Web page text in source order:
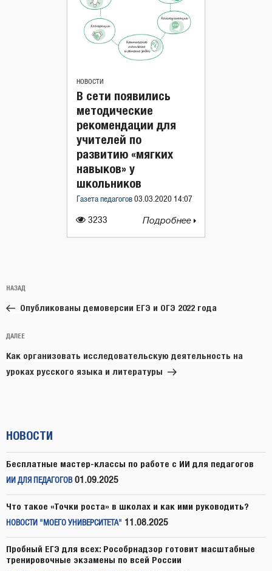
НОВОСТИ
3233
В сети появились
методические
рекомендации для
учителей по
развитию «мягких
навыков» у
школьников
Газета педагогов 03.03.2020 14:07
Подробнее
по
записям
Предыдущая
запись:
НАЗАД
Опубликованы демоверсии ЕГЭ и ОГЭ 2022 года
Следующая
запись
ДАЛЕЕ
Как организовать исследовательскую деятельность на
уроках русского языка и литературы
НОВОСТИ
Бесплатные мастер-классы по работе с ИИ для педагогов
ИИ ДЛЯ ПЕДАГОГОВ 01.09.2025
Что такое «Точки роста» в школах и как ими руководить?
НОВОСТИ "МОЕГО УНИВЕРСИТЕТА" 11.08.2025
Пробный ЕГЭ для всех: Рособрнадзор готовит масштабные
тренировочные экзамены по всей России